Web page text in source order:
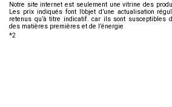
Notre site internet est seulement une vitrine des
Les prix indiqués font l’objet d’une actualisation
retenus qu’à titre indicatif. car ils sont susceptibles
des matières premières et de l’énergie
*2